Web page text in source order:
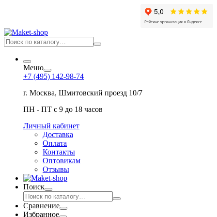
Меню
+7 (495) 142-98-74
г. Москва, Шмитовский проезд 10/7
ПН - ПТ с 9 до 18 часов
Личный кабинет
Доставка
Оплата
Контакты
Оптовикам
Отзывы
Поиск
Сравнение
Избранное